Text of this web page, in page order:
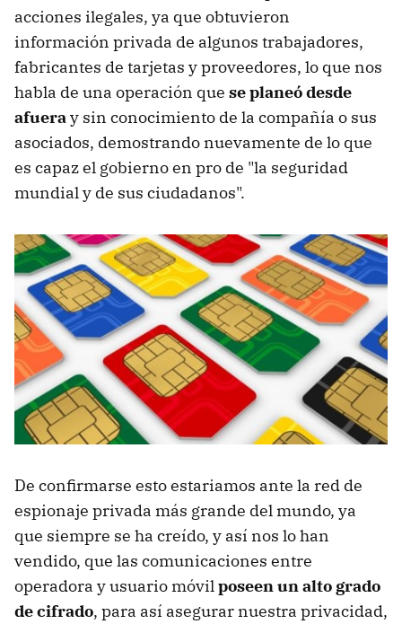
acciones ilegales, ya que obtuvieron
información privada de algunos trabajadores,
fabricantes de tarjetas y proveedores, lo que nos
habla de una operación que se planeó desde
afueray sin conocimiento de la compañía o sus
asociados, demostrando nuevamente de lo que
es capaz el gobierno en pro de "la seguridad
mundial y de sus ciudadanos".
De confirmarse esto estariamos ante la red de
espionaje privada más grande del mundo, ya
que siempre se ha creído, y así nos lo han
vendido, que las comunicaciones entre
operadora y usuario móvilposeen un alto grado
de cifrado, para así asegurar nuestra privacidad,